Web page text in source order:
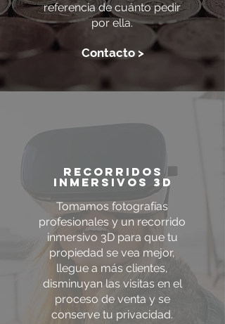
referencia de cuánto pedir
por ella.
Contacto >
Recorridos
inmersivos 3d
Tomamos fotografías
profesionales y un recorrido
inmersivo 3D para que tu
propiedad se vea mejor,
llegue a más clientes,
disminuyan las visitas en el
proceso de venta y se
conserve tu privacidad.